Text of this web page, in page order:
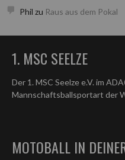
Phil zu Raus aus dem Pokal
1. MSC SEELZE
Der 1. MSC Seelze e.V. im
Mannschaftsballsportart der
MOTOBALL IN